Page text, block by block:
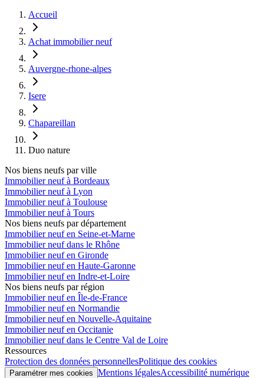
Accueil
Achat immobilier neuf
Auvergne-rhone-alpes
Isere
Chapareillan
Duo nature
Nos biens neufs par ville
Immobilier neuf à Bordeaux
Immobilier neuf à Lyon
Immobilier neuf à Toulouse
Immobilier neuf à Tours
Nos biens neufs par département
Immobilier neuf en Seine-et-Marne
Immobilier neuf dans le Rhône
Immobilier neuf en Gironde
Immobilier neuf en Haute-Garonne
Immobilier neuf en Indre-et-Loire
Nos biens neufs par région
Immobilier neuf en Île-de-France
Immobilier neuf en Normandie
Immobilier neuf en Nouvelle-Aquitaine
Immobilier neuf en Occitanie
Immobilier neuf dans le Centre Val de Loire
Ressources
Protection des données personnellesPolitique des cookies
Paramétrer mes cookies Mentions légalesAccessibilité numérique